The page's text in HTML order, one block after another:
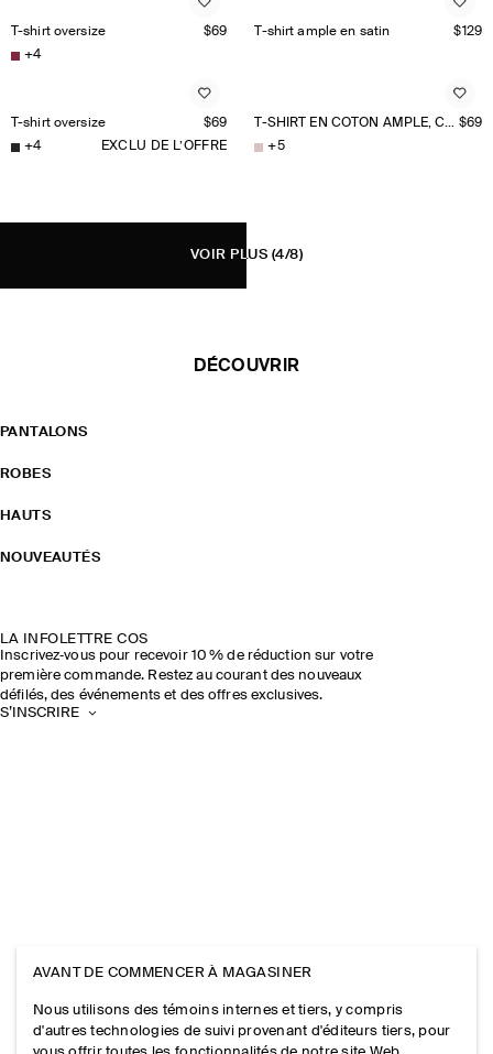
T-shirt oversize
$69
+4
T-shirt ample en satin $129
T-shirt oversize
$69
+4 EXCLU DE L’OFFRE
T-SHIRT EN COTON AMPLE, COUPE BOXY $69
+5
VOIR PLUS (4/8)
DÉCOUVRIR
PANTALONS
ROBES
HAUTS
NOUVEAUTÉS
LA INFOLETTRE COS
Inscrivez‑vous pour recevoir 10 % de réduction sur votre
première commande. Restez au courant des nouveaux
défilés, des événements et des offres exclusives.
S’INSCRIRE
AVANT DE COMMENCER À MAGASINER
Nous utilisons des témoins internes et tiers, y compris
d'autres technologies de suivi provenant d'éditeurs tiers, pour